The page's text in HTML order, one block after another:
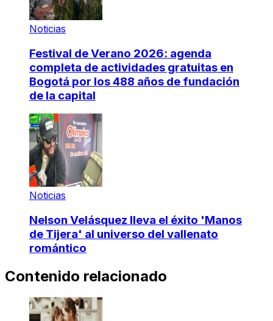
Noticias
Festival de Verano 2026: agenda
completa de actividades gratuitas en
Bogotá por los 488 años de fundación
de la capital
Noticias
Nelson Velásquez lleva el éxito 'Manos
de Tijera' al universo del vallenato
romántico
Contenido relacionado